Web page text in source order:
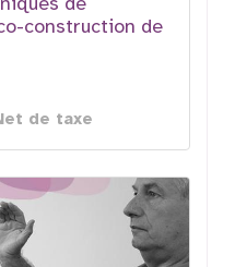
construction de
de taxe